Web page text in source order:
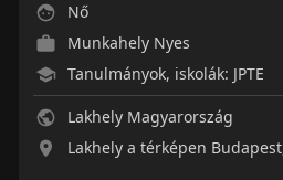
Nő
Munkahely Nyes
Tanulmányok, iskolák: JPTE
Lakhely Magyarország
Lakhely a térképen